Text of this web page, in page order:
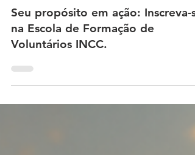
Voluntários
Seu propósito em ação: Inscreva-
Voluntários INCC.